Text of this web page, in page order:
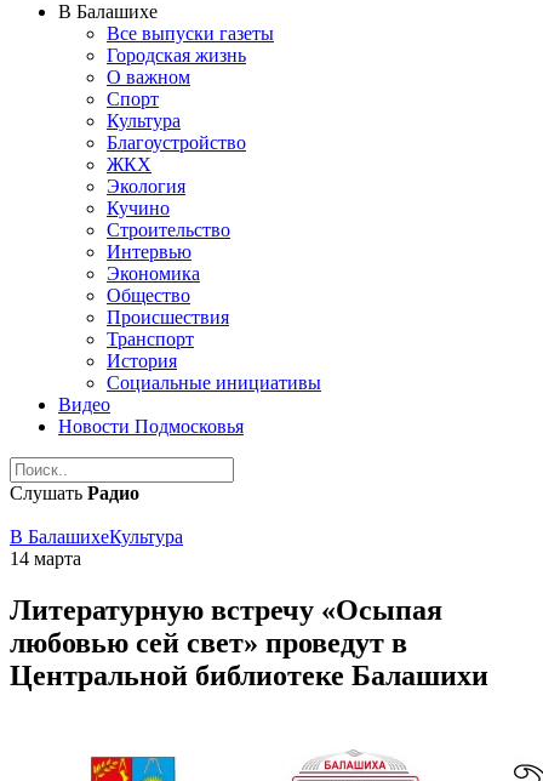
В Балашихе
Все выпуски газеты
Городская жизнь
О важном
Спорт
Культура
Благоустройство
ЖКХ
Экология
Кучино
Строительство
Интервью
Экономика
Общество
Происшествия
Транспорт
История
Социальные инициативы
Видео
Новости Подмосковья
Слушать Радио
В БалашихеКультура
14 марта
Литературную встречу «Осыпая
любовью сей свет» проведут в
Центральной библиотеке Балашихи